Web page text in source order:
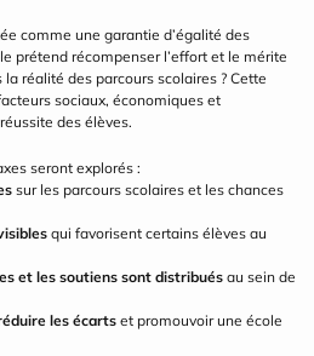
comme une garantie d’égalité des
prétend récompenser l’effort et le mérite
réalité des parcours scolaires ? Cette
sociaux, économiques et
des élèves.
seront explorés :
sur les parcours scolaires et les chances
qui favorisent certains élèves au
et les soutiens sont distribués au sein de
les écarts et promouvoir une école